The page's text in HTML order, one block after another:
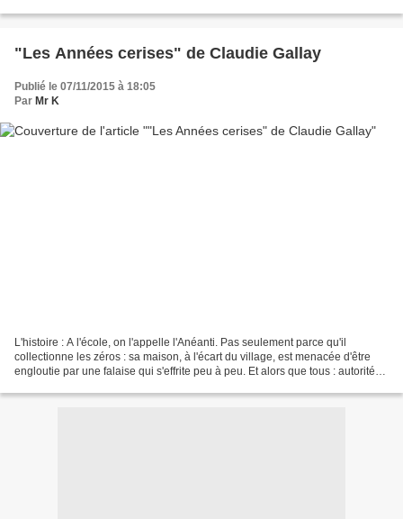
"Les Années cerises" de Claudie Gallay
Publié le 07/11/2015 à 18:05
Par Mr K
L'histoire : A l'école, on l'appelle l'Anéanti. Pas seulement parce qu'il
collectionne les zéros : sa maison, à l'écart du village, est menacée d'être
engloutie par une falaise qui s'effrite peu à peu. Et alors que tous : autorités,